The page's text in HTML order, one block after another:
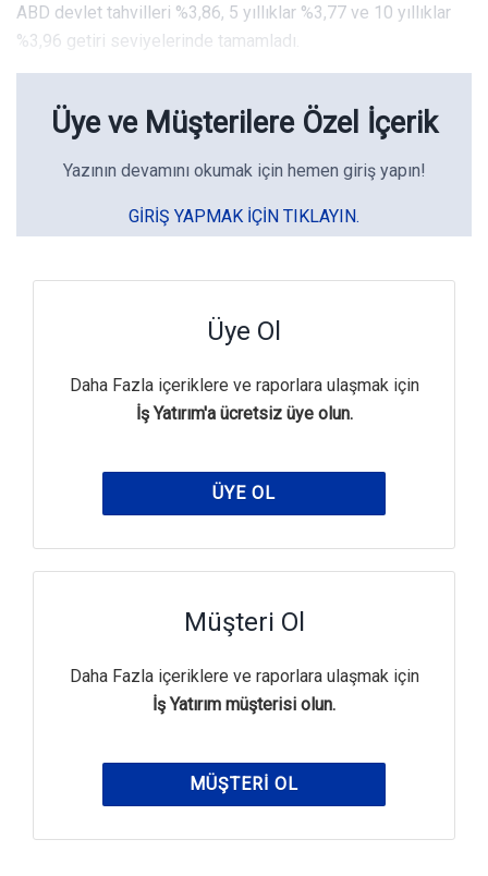
ABD devlet tahvilleri %3,86, 5 yıllıklar %3,77 ve 10 yıllıklar
%3,96 getiri seviyelerinde tamamladı.
Üye ve Müşterilere Özel İçerik
Yazının devamını okumak için hemen giriş yapın!
GIRIŞ YAPMAK IÇIN TIKLAYIN.
Üye Ol
Daha Fazla içeriklere ve raporlara ulaşmak için
İş Yatırım'a ücretsiz üye olun.
ÜYE OL
Müşteri Ol
Daha Fazla içeriklere ve raporlara ulaşmak için
İş Yatırım müşterisi olun.
MÜŞTERI OL